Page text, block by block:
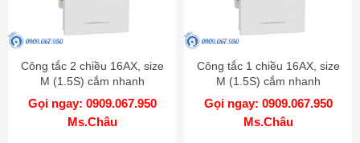
Công tắc 2 chiều 16AX, size
M (1.5S) cắm nhanh
M3T31_M2_WE
Gọi ngay: 0909.067.950
Ms.Châu
Công tắc 1 chiều 16AX, size
M (1.5S) cắm nhanh
M3T31_M1F_WE
Gọi ngay: 0909.067.950
Ms.Châu